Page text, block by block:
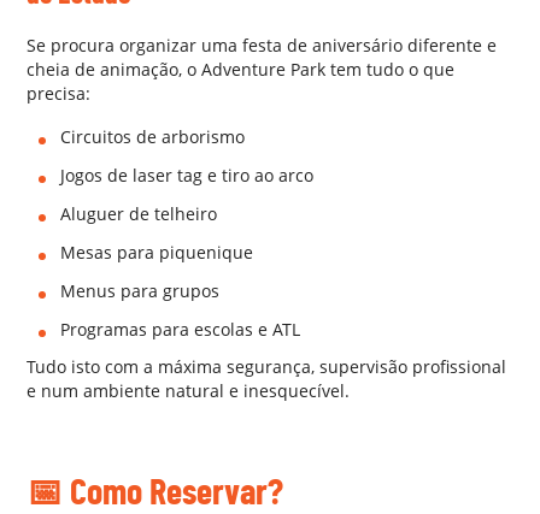
Se procura organizar uma festa de aniversário diferente e
cheia de animação, o Adventure Park tem tudo o que
precisa:
Circuitos de arborismo
Jogos de laser tag e tiro ao arco
Aluguer de telheiro
Mesas para piquenique
Menus para grupos
Programas para escolas e ATL
Tudo isto com a máxima segurança, supervisão profissional
e num ambiente natural e inesquecível.
📅 Como Reservar?